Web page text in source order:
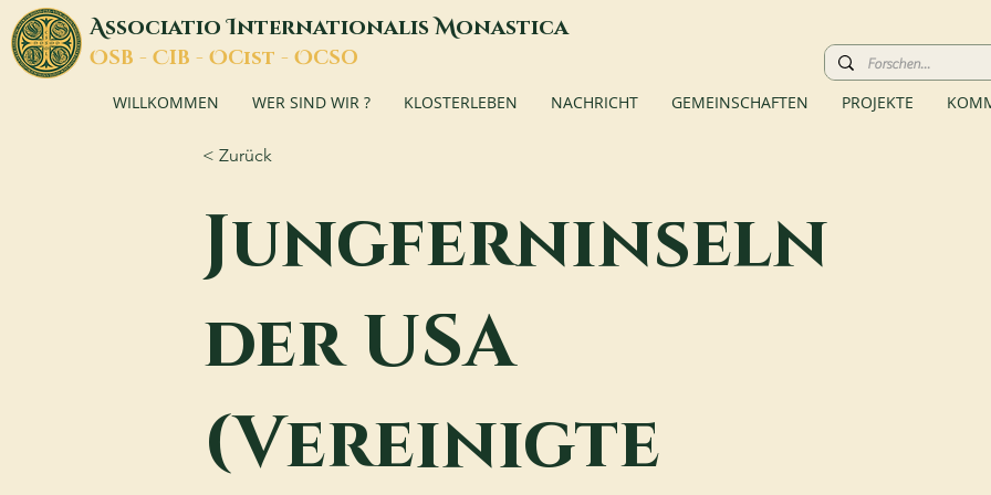
AssociatioInternationalisMonastica
OSB - CIB - OCist - OCSO
WILLKOMMEN WER SIND WIR ? KLOSTERLEBEN NACHRICHT GEMEINSCHAFTEN PROJEKTE
< Zurück
Jungferninseln
der USA
(Vereinigte